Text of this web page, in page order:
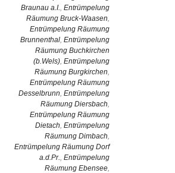
Braunau a.I., Entrümpelung
Räumung Bruck-Waasen,
Entrümpelung Räumung
Brunnenthal, Entrümpelung
Räumung Buchkirchen
(b.Wels), Entrümpelung
Räumung Burgkirchen,
Entrümpelung Räumung
Desselbrunn, Entrümpelung
Räumung Diersbach,
Entrümpelung Räumung
Dietach, Entrümpelung
Räumung Dimbach,
Entrümpelung Räumung Dorf
a.d.Pr., Entrümpelung
Räumung Ebensee,